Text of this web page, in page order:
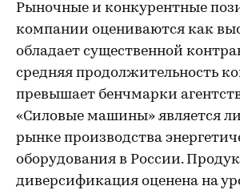
Рыночные и конкурентные
компании оцениваются как
обладает существенной
средняя продолжительность
превышает бенчмарки
«Силовые машины» является
рынке производства
оборудования в России.
диверсификация оценена на